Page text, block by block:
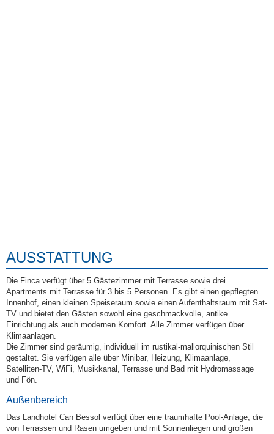
AUSSTATTUNG
Die Finca verfügt über 5 Gästezimmer mit Terrasse sowie drei
Apartments mit Terrasse für 3 bis 5 Personen. Es gibt einen gepflegten
Innenhof, einen kleinen Speiseraum sowie einen Aufenthaltsraum mit Sat-
TV und bietet den Gästen sowohl eine geschmackvolle, antike
Einrichtung als auch modernen Komfort. Alle Zimmer verfügen über
Klimaanlagen.
Die Zimmer sind geräumig, individuell im rustikal-mallorquinischen Stil
gestaltet. Sie verfügen alle über Minibar, Heizung, Klimaanlage,
Satelliten-TV, WiFi, Musikkanal, Terrasse und Bad mit Hydromassage
und Fön.
Außenbereich
Das Landhotel Can Bessol verfügt über eine traumhafte Pool-Anlage, die
von Terrassen und Rasen umgeben und mit Sonnenliegen und großen